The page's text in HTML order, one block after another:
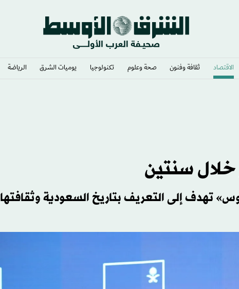
الاقتصاد ثقافة وفنون صحة وعلوم تكنولوجيا يوميات الشرق​ الرياضة
خلال سنتين
تهدف إلى التعريف بتاريخ السعودية وثقافتها